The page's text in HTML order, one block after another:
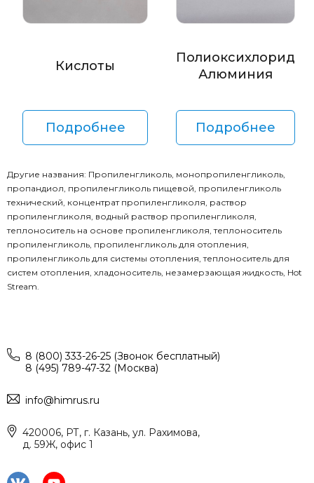
Кислоты
Подробнее
Полиоксихлорид
Алюминия
Подробнее
Другие названия: Пропиленгликоль, монопропиленгликоль,
пропандиол, пропиленгликоль пищевой, пропиленгликоль
технический, концентрат пропиленгликоля, раствор
пропиленгликоля, водный раствор пропиленгликоля,
теплоноситель на основе пропиленгликоля, теплоноситель
пропиленгликоль, пропиленгликоль для отопления,
пропиленгликоль для системы отопления, теплоноситель для
систем отопления, хладоноситель, незамерзающая жидкость, Hot
Stream.
8 (800) 333-26-25 (Звонок бесплатный)
8 (495) 789-47-32 (Москва)
info@himrus.ru
420006, РТ, г. Казань, ул. Рахимова,
д. 59Ж, офис 1